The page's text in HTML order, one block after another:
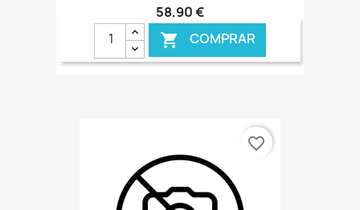
58,90 €
 COMPRAR
€ ONLINE
favorite_border